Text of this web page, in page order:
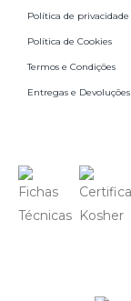
Política de privacidade
Política de Cookies
Termos e Condições
Entregas e Devoluções